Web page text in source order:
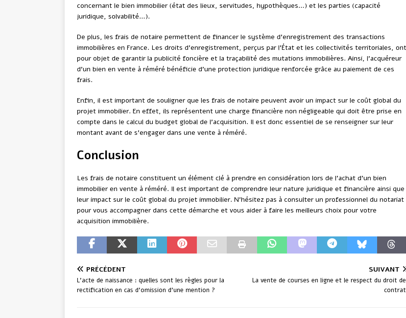
concernant le bien immobilier (état des lieux, servitudes, hypothèques…) et les parties (capacité
juridique, solvabilité…).
De plus, les frais de notaire permettent de financer le système d’enregistrement des transactions
immobilières en France. Les droits d’enregistrement, perçus par l’État et les collectivités territoriales, ont
pour objet de garantir la publicité foncière et la traçabilité des mutations immobilières. Ainsi, l’acquéreur
d’un bien en vente à réméré bénéficie d’une protection juridique renforcée grâce au paiement de ces
frais.
Enfin, il est important de souligner que les frais de notaire peuvent avoir un impact sur le coût global du
projet immobilier. En effet, ils représentent une charge financière non négligeable qui doit être prise en
compte dans le calcul du budget global de l’acquisition. Il est donc essentiel de se renseigner sur leur
montant avant de s’engager dans une vente à réméré.
Conclusion
Les frais de notaire constituent un élément clé à prendre en considération lors de l’achat d’un bien
immobilier en vente à réméré. Il est important de comprendre leur nature juridique et financière ainsi que
leur impact sur le coût global du projet immobilier. N’hésitez pas à consulter un professionnel du notariat
pour vous accompagner dans cette démarche et vous aider à faire les meilleurs choix pour votre
acquisition immobilière.
PRÉCÉDENT
L’acte de naissance : quelles sont les règles pour la
rectification en cas d’omission d’une mention ?
SUIVANT
La vente de courses en ligne et le respect du droit